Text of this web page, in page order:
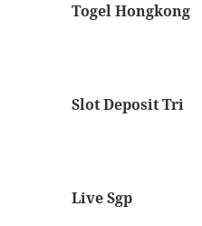
Togel Hongkong
Slot Deposit Tri
Live Sgp